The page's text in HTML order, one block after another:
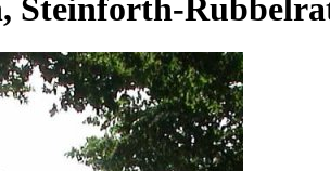
Steinforth-